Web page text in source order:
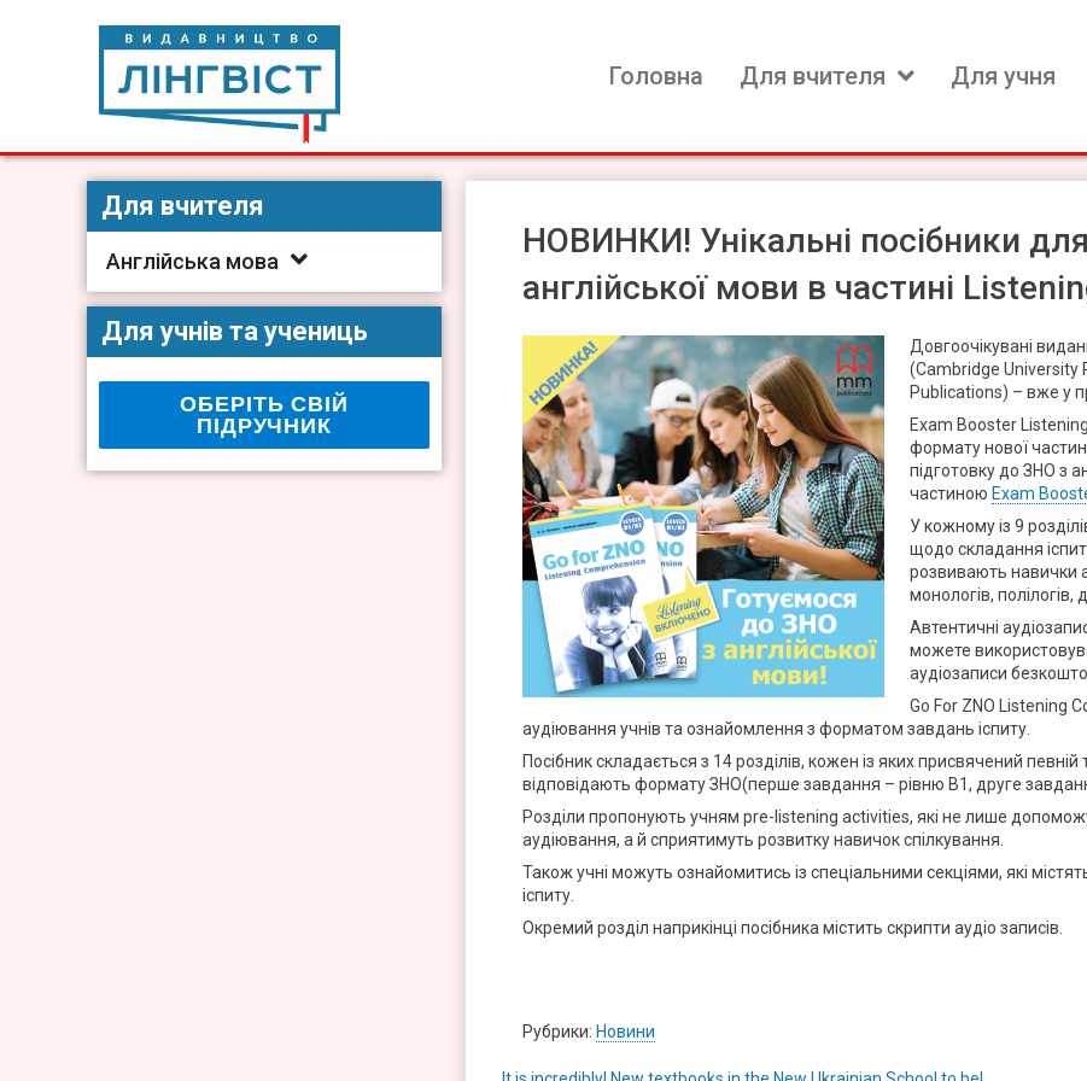
Видавництво Лінгвіст
Видавництво Лінгвіст – адаптація та створення видань для вивчення іноземних мов
Головна Для вчителя Для учня
НОВИНКИ! Унікальні посібники
англійської мови в частині
Довгоочікувані
(Cambridge University
Publications) – вже у
Exam Booster
формату нової
підготовку до ЗНО з
частиною Exam
У кожному із 9
щодо складання
розвивають навички
монологів, полілогів,
Автентичні
можете
аудіозаписи
Go For ZNO Listening
аудіювання учнів та ознайомлення з форматом завдань іспиту.
Посібник складається з 14 розділів, кожен із яких присвячений певній
відповідають формату ЗНО(перше завдання – рівню B1, друге
Розділи пропонують учням pre-listening activities, які не лише
аудіювання, а й сприятимуть розвитку навичок спілкування.
Також учні можуть ознайомитись із спеціальними секціями, які
іспиту.
Окремий розділ наприкінці посібника містить скрипти аудіо записів.
Рубрики: Новини
Для вчителя
Англійська мова
Для учнів та учениць
ОБЕРІТЬ СВІЙ
ПІДРУЧНИК